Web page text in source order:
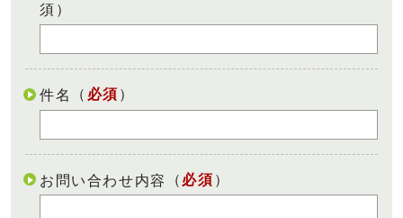
須）
件名 （ 必須 ）
お問い合わせ内容 （ 必須 ）